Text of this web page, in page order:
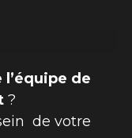
de
?
de votre